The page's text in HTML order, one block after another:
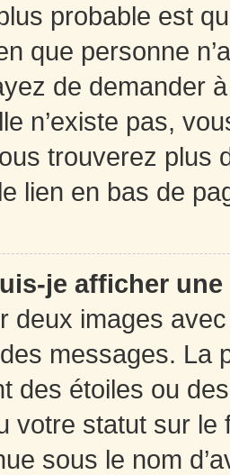
probable est
que personne
de demander
n’existe pas,
trouverez plus
lien en bas de
je afficher
deux images
messages. La
des étoiles ou
votre statut sur
sous le nom